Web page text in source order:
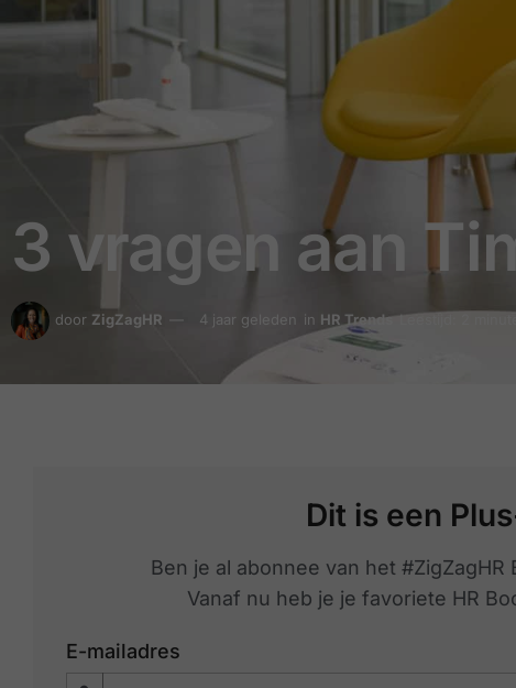
3 vragen aan
door ZigZagHR 4 jaar geleden in HR Trends Leestijd: 2
Dit is een
Ben je al abonnee van het
Vanaf nu heb je je favoriete HR
E-mailadres